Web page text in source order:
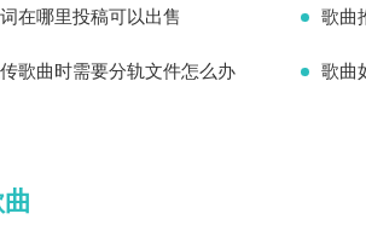
在哪里投稿可以出售 歌曲
歌曲时需要分轨文件怎么办 歌曲